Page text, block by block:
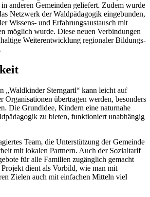
anderen Gemeinden geliefert. Zudem wurde
Netzwerk der Waldpädagogik eingebunden,
Wissens- und Erfahrungsaustausch mit
möglich wurde. Diese neuen Verbindungen
Weiterentwicklung regionaler Bildungs-
„Waldkinder Sterngartl“ kann leicht auf
Organisationen übertragen werden, besonders
Die Grundidee, Kindern eine naturnahe
zu bieten, funktioniert unabhängig
Team, die Unterstützung der Gemeinde
mit lokalen Partnern. Auch der Sozialtarif
für alle Familien zugänglich gemacht
dient als Vorbild, wie man mit
Zielen auch mit einfachen Mitteln viel